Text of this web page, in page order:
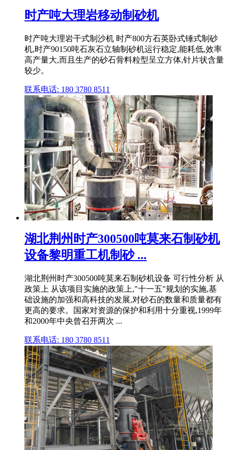
时产吨大理岩移动制砂机
时产吨大理岩干式制沙机 时产800方石英卧式锤式制砂
机,时产90150吨石灰石立轴制砂机运行稳定,能耗低,效率
高产量大,而且生产的砂石骨料粒型呈立方体,针片状含量
较少。
联系电话: 180 3780 8511
湖北荆州时产300500吨莫来石制砂机
设备黎明重工机制砂 ...
湖北荆州时产300500吨莫来石制砂机设备 可行性分析 从
政策上 从该项目实施的政策上,"十一五"规划的实施,基
础设施的加强和高科技的发展,对砂石的数量和质量都有
更高的要求。国家对资源的保护和利用十分重视,1999年
和2000年中央曾召开两次 ...
联系电话: 180 3780 8511